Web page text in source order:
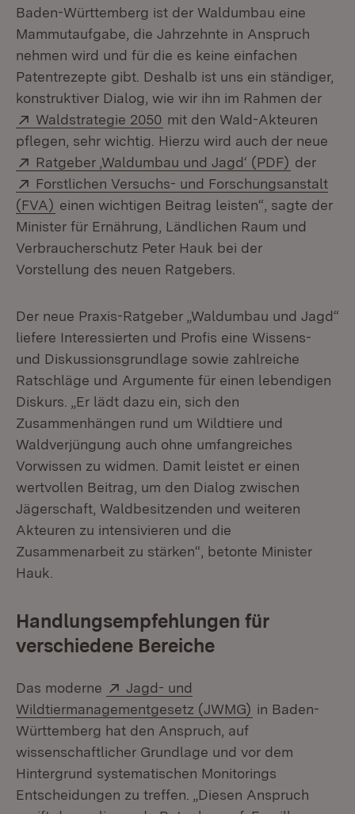
Baden-Württemberg ist der Waldumbau eine
Mammutaufgabe, die Jahrzehnte in Anspruch
nehmen wird und für die es keine einfachen
Patentrezepte gibt. Deshalb ist uns ein ständiger,
konstruktiver Dialog, wie wir ihn im Rahmen der
Extern:
Waldstrategie 2050 (Öffnet in neuem Fenster)
mit den Wald-Akteuren
pflegen, sehr wichtig. Hierzu wird auch der neue
Extern:
Ratgeber ‚Waldumbau und Jagd‘ (PDF) (Öffnet
der
Extern:
Forstlichen Versuchs- und Forschungsanstalt
(FVA) (Öffnet in neuem Fenster)
einen wichtigen Beitrag leisten“, sagte der
Minister für Ernährung, Ländlichen Raum und
Verbraucherschutz Peter Hauk bei der
Vorstellung des neuen Ratgebers.
Der neue Praxis-Ratgeber „Waldumbau und Jagd“
liefere Interessierten und Profis eine Wissens-
und Diskussionsgrundlage sowie zahlreiche
Ratschläge und Argumente für einen lebendigen
Diskurs. „Er lädt dazu ein, sich den
Zusammenhängen rund um Wildtiere und
Waldverjüngung auch ohne umfangreiches
Vorwissen zu widmen. Damit leistet er einen
wertvollen Beitrag, um den Dialog zwischen
Jägerschaft, Waldbesitzenden und weiteren
Akteuren zu intensivieren und die
Zusammenarbeit zu stärken“, betonte Minister
Hauk.
Handlungsempfehlungen für
verschiedene Bereiche
Das moderne Extern:
Jagd- und
Wildtiermanagementgesetz (JWMG) (Öffnet in
in Baden-
Württemberg hat den Anspruch, auf
wissenschaftlicher Grundlage und vor dem
Hintergrund systematischen Monitorings
Entscheidungen zu treffen. „Diesen Anspruch